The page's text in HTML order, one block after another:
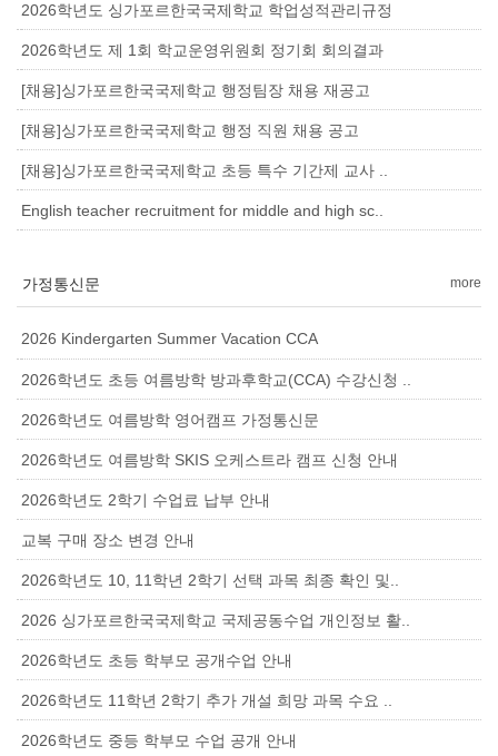
2026학년도 싱가포르한국국제학교 학업성적관리규정
2026학년도 제 1회 학교운영위원회 정기회 회의결과
[채용]싱가포르한국국제학교 행정팀장 채용 재공고
[채용]싱가포르한국국제학교 행정 직원 채용 공고
[채용]싱가포르한국국제학교 초등 특수 기간제 교사 ..
English teacher recruitment for middle and high sc..
가정통신문 more
2026 Kindergarten Summer Vacation CCA
2026학년도 초등 여름방학 방과후학교(CCA) 수강신청 ..
2026학년도 여름방학 영어캠프 가정통신문
2026학년도 여름방학 SKIS 오케스트라 캠프 신청 안내
2026학년도 2학기 수업료 납부 안내
교복 구매 장소 변경 안내
2026학년도 10, 11학년 2학기 선택 과목 최종 확인 및..
2026 싱가포르한국국제학교 국제공동수업 개인정보 활..
2026학년도 초등 학부모 공개수업 안내
2026학년도 11학년 2학기 추가 개설 희망 과목 수요 ..
2026학년도 중등 학부모 수업 공개 안내